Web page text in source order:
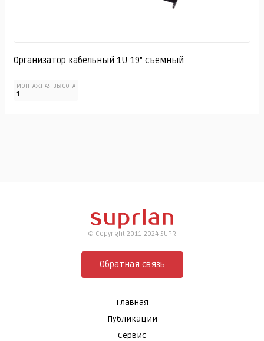
Организатор кабельный 1U 19" съемный
МОНТАЖНАЯ ВЫСОТА
1
© Copyright 2011-2024 SUPR
Главная
Публикации
Сервис
Обратная связь